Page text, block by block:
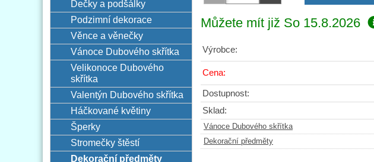
Můžete mít již So 15.8.2026
Výrobce:
Cena:
Dostupnost:
Sklad:
Vánoce Dubového skřítka
Dekorační předměty
Dečky a podšálky
Podzimní dekorace
Věnce a věnečky
Vánoce Dubového skřítka
Velikonoce Dubového
skřítka
Valentýn Dubového skřítka
Háčkované květiny
Šperky
Stromečky štěstí
Dekorační předměty